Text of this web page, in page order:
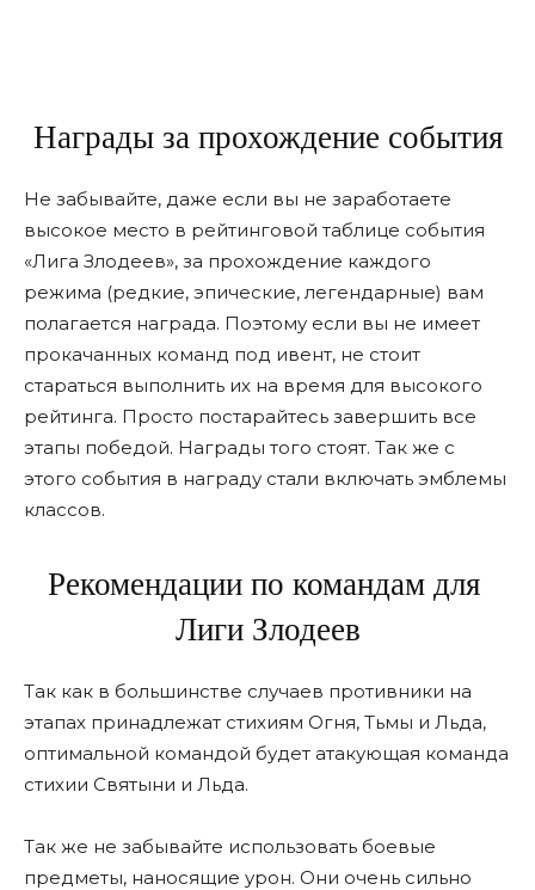
Награды за прохождение события
Не забывайте, даже если вы не заработаете
высокое место в рейтинговой таблице события
«Лига Злодеев», за прохождение каждого
режима (редкие, эпические, легендарные) вам
полагается награда. Поэтому если вы не имеет
прокачанных команд под ивент, не стоит
стараться выполнить их на время для высокого
рейтинга. Просто постарайтесь завершить все
этапы победой. Награды того стоят. Так же с
этого события в награду стали включать эмблемы
классов.
Рекомендации по командам для
Лиги Злодеев
Так как в большинстве случаев противники на
этапах принадлежат стихиям Огня, Тьмы и Льда,
оптимальной командой будет атакующая команда
стихии Святыни и Льда.
Так же не забывайте использовать боевые
предметы, наносящие урон. Они очень сильно